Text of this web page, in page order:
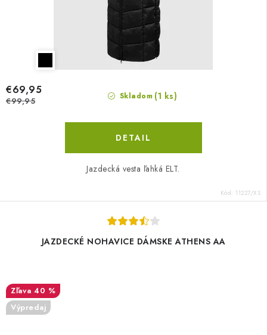
Skladom (1 ks)
€69,95
€99,95
DETAIL
Jazdecká vesta ľahká ELT.
Kód: 11227/XS
JAZDECKÉ NOHAVICE DÁMSKE ATHENS AA
40 %
Výpredaj